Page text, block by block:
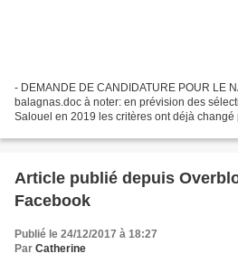
- DEMANDE DE CANDIDATURE POUR LE
balagnas.doc à noter: en prévision des
Salouel en 2019 les critères ont déjà
Article publié depuis Overblog et Facebook et
Facebook
Publié le 24/12/2017 à 18:27
Par Catherine